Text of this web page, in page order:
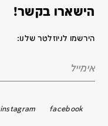
הישארו בקשר!
הירשמו לניוזלטר שלנו:
facebook
instagram